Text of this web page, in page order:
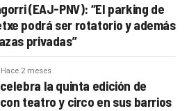
(EAJ-PNV): “El parking de
podrá ser rotatorio y además
privadas”
Hace 2 meses
la quinta edición de
teatro y circo en sus barrios